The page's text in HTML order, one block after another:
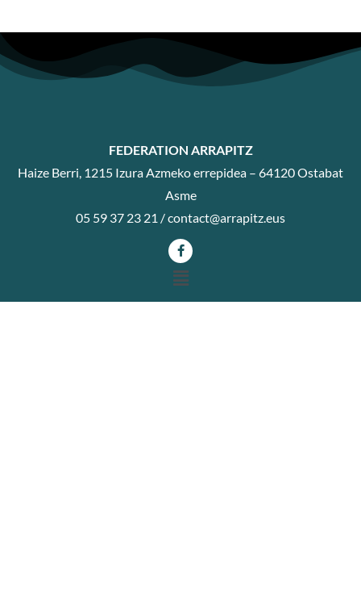
FEDERATION ARRAPITZ
Haize Berri, 1215 Izura Azmeko errepidea – 64120 Ostabat
Asme
05 59 37 23 21 /contact@arrapitz.eus